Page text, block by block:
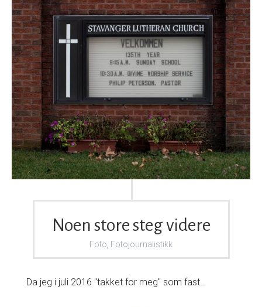
Noen store steg videre
Foto Fotojournalistikk
Da jeg i juli 2016 "takket for meg" som fast…